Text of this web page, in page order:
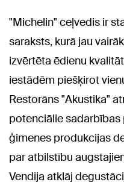
"Michelin" ceļvedis ir
saraksts, kurā jau
izvērtēta ēdienu
iestādēm piešķirot
Restorāns "Akustika"
potenciālie sadarbības
ģimenes produkcijas
par atbilstību
Vendija atklāj